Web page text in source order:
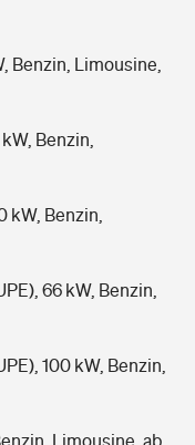
Benzin, Limousine,
Benzin,
kW, Benzin,
66 kW, Benzin,
100 kW, Benzin,
Limousine, ab